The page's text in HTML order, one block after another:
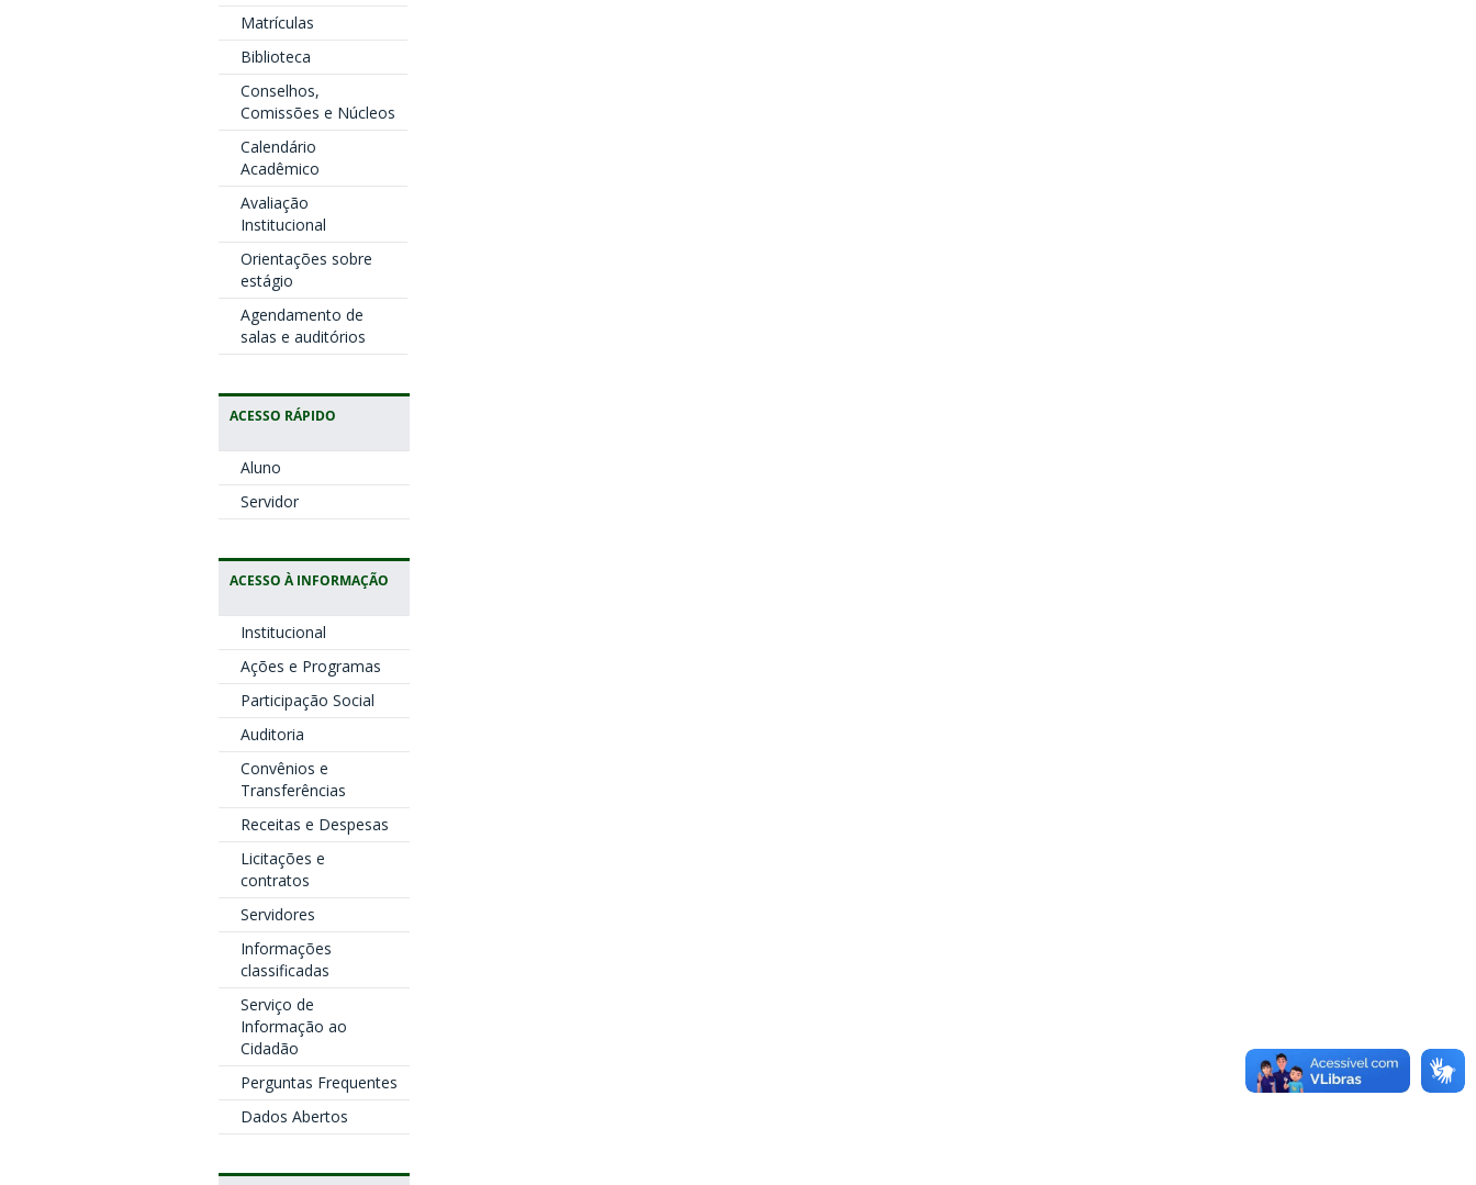
Matrículas
Biblioteca
Conselhos,
Comissões e Núcleos
Calendário
Acadêmico
Avaliação
Institucional
Orientações sobre
estágio
Agendamento de
salas e auditórios
ACESSO RÁPIDO
Aluno
Servidor
ACESSO À INFORMAÇÃO
Institucional
Ações e Programas
Participação Social
Auditoria
Convênios e
Transferências
Receitas e Despesas
Licitações e
contratos
Servidores
Informações
classificadas
Serviço de
Informação ao
Cidadão
Perguntas Frequentes
Dados Abertos